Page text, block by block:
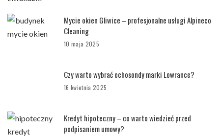
Mycie okien Gliwice – profesjonalne usługi Alpineco
Cleaning
10 maja 2025
Czy warto wybrać echosondy marki Lowrance?
16 kwietnia 2025
Kredyt hipoteczny – co warto wiedzieć przed
podpisaniem umowy?